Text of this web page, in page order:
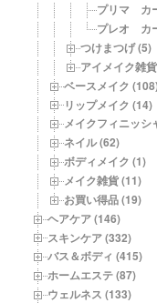
プリマ カ
プレオ カ
つけまつげ (5)
アイメイク雑
ベースメイク
リップメイク (14)
メイクフィニッシ
ネイル (62)
ボディメイク (1)
メイク雑貨 (11)
お買い得品 (19)
ヘアケア (146)
スキンケア (332)
バス＆ボディ (415)
ホームエステ (87)
ウェルネス (133)